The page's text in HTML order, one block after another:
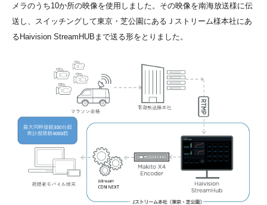
メラのうち10か所の映像を使用しました。その映像を南海放送様に伝
送し、スイッチングして東京・芝公園にあるＪストリーム様本社にあ
るHaivision StreamHUBまで送る形をとりました。